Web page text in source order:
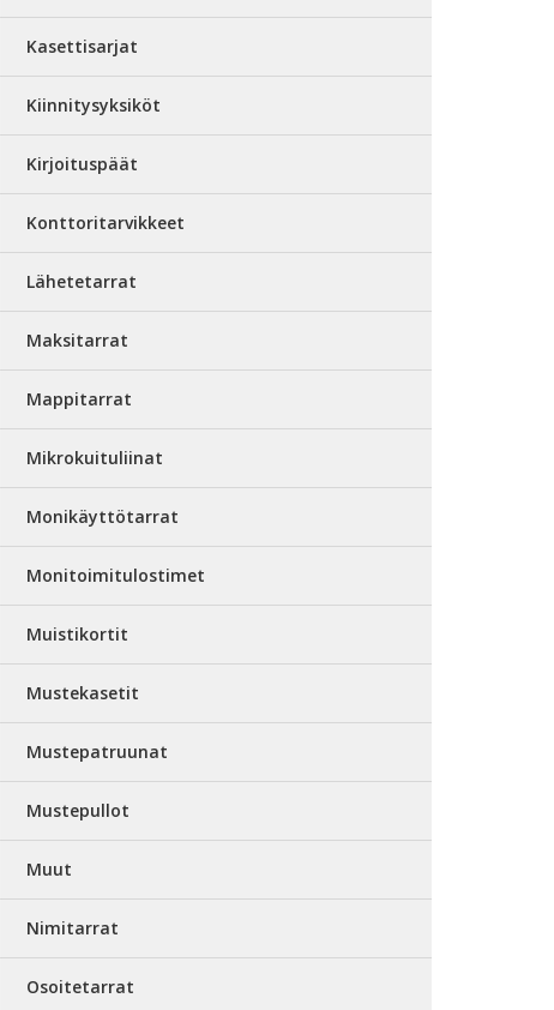
Kasettisarjat
Kiinnitysyksiköt
Kirjoituspäät
Konttoritarvikkeet
Lähetetarrat
Maksitarrat
Mappitarrat
Mikrokuituliinat
Monikäyttötarrat
Monitoimitulostimet
Muistikortit
Mustekasetit
Mustepatruunat
Mustepullot
Muut
Nimitarrat
Osoitetarrat